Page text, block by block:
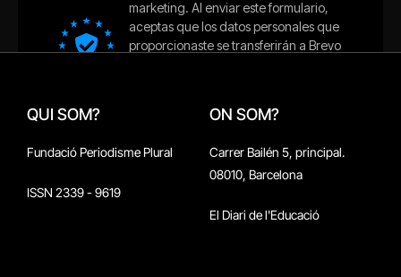
QUI SOM?
Fundació Periodisme Plural
ISSN 2339 - 9619
ON SOM?
Carrer Bailén 5, principal.
08010, Barcelona
El Diari de l'Educació